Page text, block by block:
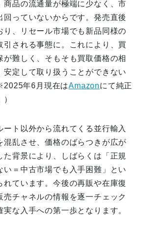
商品の流通量が極端に少なく、市
回っていないからです。発売直後
り、リセール市場でも新品同様の
引される事態に。これにより、買
が難しく、そもそも買取価格の相
安定して取り扱うことができない
年6月現在はAmazonにて純正
ート以外から流れてくる並行輸入
混乱させ、価格のばらつきが広が
た背景により、しばらくは「正規
い＝中古市場でも入手困難」とい
れています。今後の再販や在庫復
売チャネルの情報を逐一チェック
実な入手への第一歩となります。